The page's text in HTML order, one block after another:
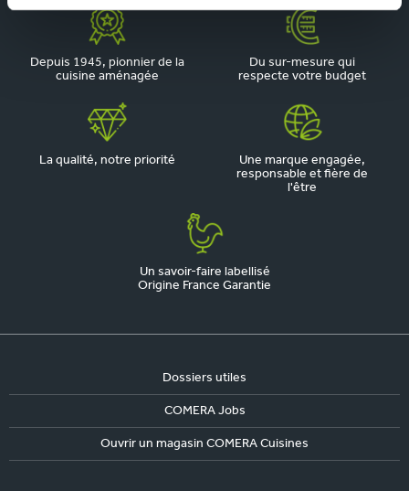
Depuis 1945, pionnier de la
cuisine aménagée
Du sur-mesure qui
respecte votre budget
La qualité, notre priorité
Une marque engagée,
responsable et fière de
l'être
Un savoir-faire labellisé
Origine France Garantie
Dossiers utiles
COMERA Jobs
Ouvrir un magasin COMERA Cuisines